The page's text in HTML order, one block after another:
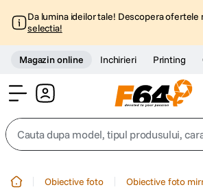
Da lumina ideilor tale! Descopera ofertele
selectia!
Magazin online Inchirieri Printing
Cauta dupa model, tipul produsului,
Obiective foto Obiective foto